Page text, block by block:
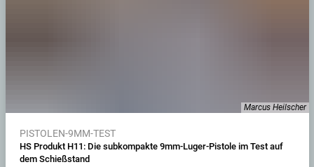
Marcus Heilscher
PISTOLEN-9MM-TEST
HS Produkt H11: Die subkompakte 9mm-Luger-Pistole im Test auf
dem Schießstand